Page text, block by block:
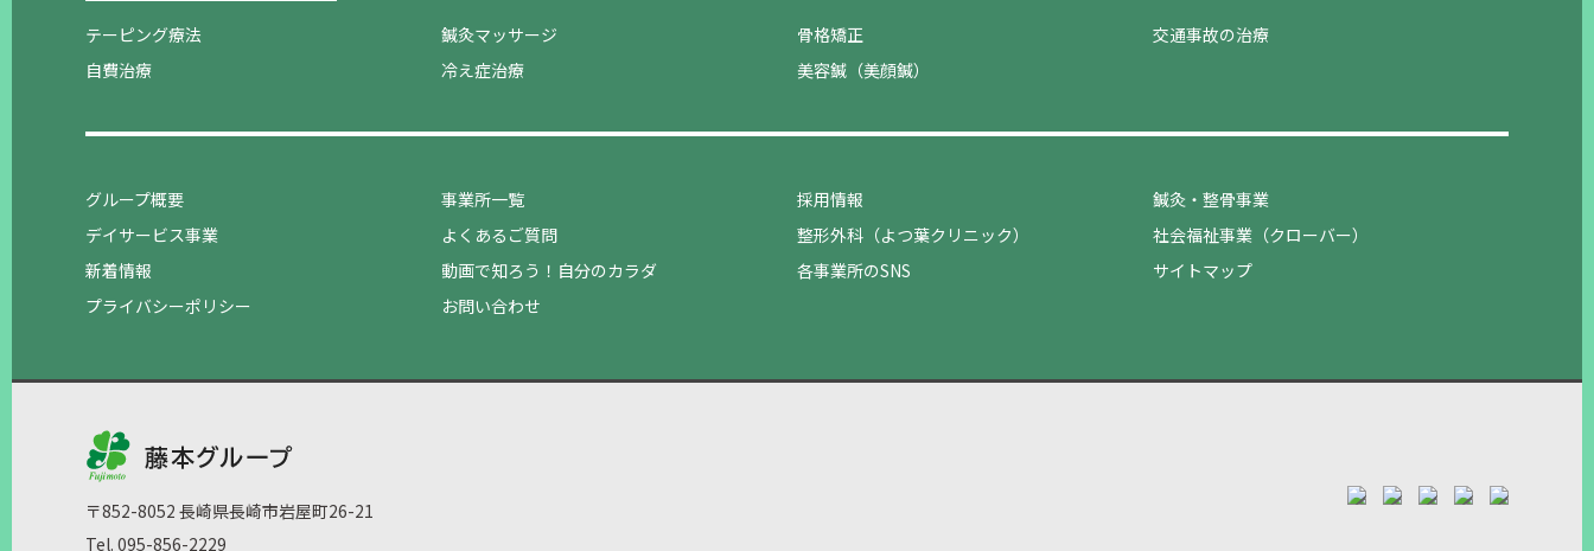
テーピング療法 鍼灸マッサージ 骨格矯正
交通事故の治療
自費治療
冷え症治療 美容鍼（美顔鍼）
グループ概要 事業所一覧 採用情報
鍼灸・整骨事業
デイサービス事業
よくあるご質問 整形外科（よつ葉クリニック）
社会福祉事業（クローバー）
新着情報
動画で知ろう！自分のカラダ 各事業所のSNS
サイトマップ
プライバシーポリシー
お問い合わせ
〒852-8052 長崎県長崎市岩屋町26-21
Tel. 095-856-2229